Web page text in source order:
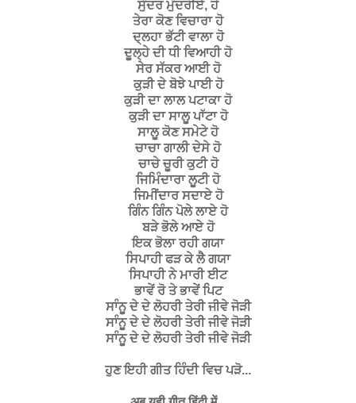
ਸੁੰਦਰ ਮੁੰਦਰੀਏ, ਹੋ
ਤੇਰਾ ਕੋਣ ਵਿਚਾਰਾ ਹੋ
ਦ੍ਲਹਾ ਭੱਟੀ ਵਾਲਾ ਹੋ
ਦੂਲ੍ਹੇ ਦੀ ਧੀ ਵਿਆਹੀ ਹੋ
ਸੇਰ ਸੱਕਰ ਆਈ ਹੋ
ਕੁੜੀ ਦੇ ਬੋਝੇ ਪਾਈ ਹੋ
ਕੁੜੀ ਦਾ ਲਾਲ ਪਟਾਕਾ ਹੋ
ਕੁੜੀ ਦਾ ਸਾਲੂ ਪਾੱਟਾ ਹੋ
ਸਾਲੂ ਕੋਣ ਸਮੇਟੇ ਹੋ
ਚਾਚਾ ਗਾਲੀ ਦੇਸੇ ਹੋ
ਚਾਚੇ ਚੂਰੀ ਕੁਟੀ ਹੋ
ਜਿਮਿੰਦਾਰਾ ਲੂਟੀ ਹੋ
ਜਿਮੀਂਦਾਰ ਸਦਾਏ ਹੋ
ਗਿੰਨ ਗਿੰਨ ਪੋਲੇ ਲਾਏ ਹੋ
ਬੜੇ ਭੋਲੇ ਆਏ ਹੋ
ਇਕ ਭੋਲਾ ਰਹੀ ਗਯਾ
ਸਿਪਾਹੀ ਫੜ ਕੇ ਲੈ ਗਯਾ
ਸਿਪਾਹੀ ਨੇ ਮਾਰੀ ਈਟ
ਭਾਵੇਂ ਰੋ ਤੇ ਭਾਵੇਂ ਪਿਟ
ਸਾੰਨੂ ਦੇ ਦੇ ਲੋਹਰੀ ਤੇਰੀ ਜੀਵੇ ਜੋੜੀ
ਸਾੰਨੂ ਦੇ ਦੇ ਲੋਹਰੀ ਤੇਰੀ ਜੀਵੇ ਜੋੜੀ
ਸਾੰਨੂ ਦੇ ਦੇ ਲੋਹਰੀ ਤੇਰੀ ਜੀਵੇ ਜੋੜੀ
ਹੁਣ ਇਹੀ ਗੀਤ ਹਿੰਦੀ ਵਿਚ ਪੜੋ...